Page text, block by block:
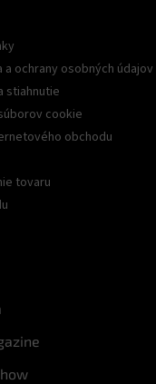
a ochrany osobných údajov
stiahnutie
cookie
obchodu
tovaru